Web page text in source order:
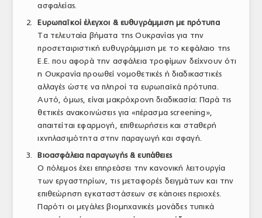
ασφαλείας.
Ευρωπαϊκοί έλεγχοι & ευθυγράμμιση με πρότυπα
Τα τελευταία βήματα της Ουκρανίας για την
προσεταιριστική ευθυγράμμιση με το κεφάλαιο της
Ε.Ε. που αφορά την ασφάλεια τροφίμων δείχνουν ότι
η Ουκρανία προωθεί νομοθετικές ή διαδικαστικές
αλλαγές ώστε να πληροί τα ευρωπαϊκά πρότυπα.
Αυτό, όμως, είναι μακρόχρονη διαδικασία: Παρά τις
θετικές ανακοινώσεις για «πέρασμα screening»,
απαιτείται εφαρμογή, επιθεωρήσεις και σταθερή
ιχνηλασιμότητα στην παραγωγή και σφαγή.
Βιοασφάλεια παραγωγής & ευπάθειες
Ο πόλεμος έχει επηρεάσει την κανονική λειτουργία
των εργαστηρίων, τις μεταφορές δειγμάτων και την
επιθεώρηση εγκαταστάσεων σε κάποιες περιοχές.
Παρότι οι μεγάλες βιομηχανικές μονάδες τυπικά